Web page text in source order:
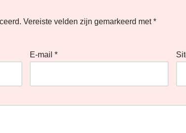
Vereiste velden zijn gemarkeerd met*
E-mail *